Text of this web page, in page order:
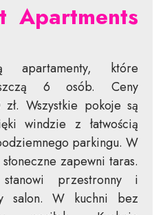
Apartments
które
6 osób. Ceny
Wszystkie pokoje są
windzie z łatwością
parkingu. W
zapewni taras.
przestronny i
salon. W kuchni bez